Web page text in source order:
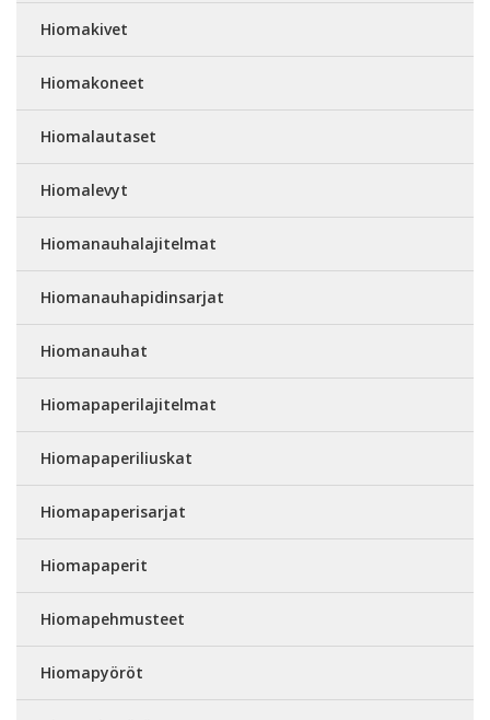
Hiomakivet
Hiomakoneet
Hiomalautaset
Hiomalevyt
Hiomanauhalajitelmat
Hiomanauhapidinsarjat
Hiomanauhat
Hiomapaperilajitelmat
Hiomapaperiliuskat
Hiomapaperisarjat
Hiomapaperit
Hiomapehmusteet
Hiomapyöröt